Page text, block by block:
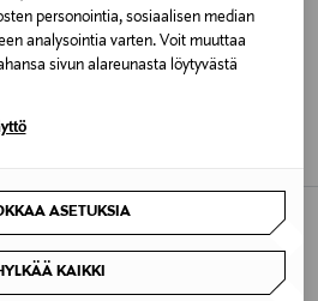
personointia, sosiaalisen median
analysointia varten. Voit muuttaa
sivun alareunasta löytyvästä
ASETUKSIA
KAIKKI